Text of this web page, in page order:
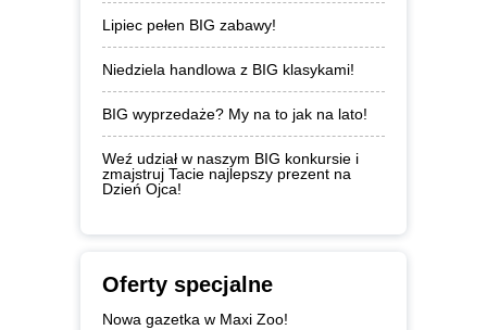
Lipiec pełen BIG zabawy!
Niedziela handlowa z BIG klasykami!
BIG wyprzedaże? My na to jak na lato!
Weź udział w naszym BIG konkursie i
zmajstruj Tacie najlepszy prezent na
Dzień Ojca!
Oferty specjalne
Nowa gazetka w Maxi Zoo!